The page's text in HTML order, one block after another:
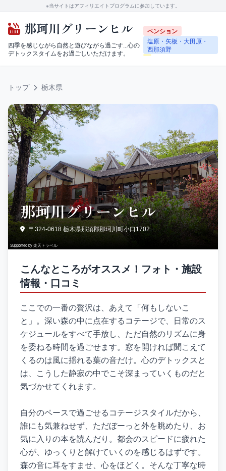
※当サイトはアフィリエイトプログラムに参加しています。
那珂川グリーンヒル
四季を感じながら自然と遊びながら過ごす...心の
デトックスタイムをお過ごしいただけます。
ペンション
塩原・矢板・大田原・
西那須野
トップ 栃木県
那珂川グリーンヒル
〒324-0618 栃木県那須郡那珂川町小口1702
Supported by 楽天トラベル
こんなところがオススメ！フォト・施設
情報・口コミ
ここでの一番の贅沢は、あえて「何もしないこ
と」。深い森の中に点在するコテージで、日常のス
ケジュールをすべて手放し、ただ自然のリズムに身
を委ねる時間を過ごせます。窓を開ければ聞こえて
くるのは風に揺れる葉の音だけ。心のデトックスと
は、こうした静寂の中でこそ深まっていくものだと
気づかせてくれます。
自分のペースで過ごせるコテージスタイルだから、
誰にも気兼ねせず、ただぼーっと外を眺めたり、お
気に入りの本を読んだり。都会のスピードに疲れた
心が、ゆっくりと解けていくのを感じるはずです。
森の音に耳をすませ、心をほどく。そんな丁寧な時